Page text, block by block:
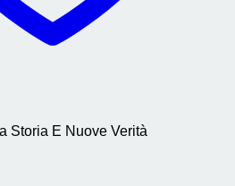
Storia E Nuove Verità